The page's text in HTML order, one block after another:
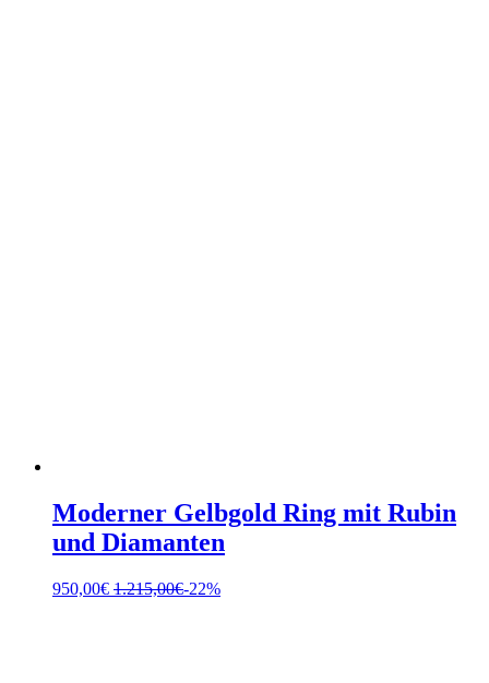
Moderner Gelbgold Ring mit Rubin
und Diamanten
950,00€ 1.215,00€-22%